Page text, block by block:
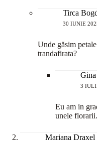
Tirca
30 IUNIE
Unde găsim
trandafirata?
Gina
3
Eu am in
unele florarii.
Mariana Draxel